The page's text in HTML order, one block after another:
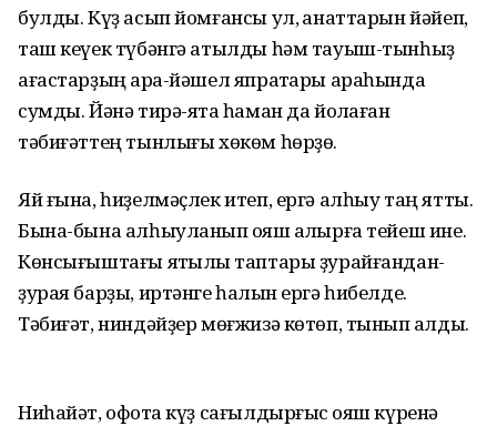
булды. Күҙ асып йомғансы ул, ҡанаттарын йәйеп,
таш кеүек түбәнгә атылды һәм тауыш-тынһыҙ
ағастарҙың ҡара-йәшел япраҡтары араһында
сумды. Йәнә тирә-яҡта һаман да йоҡлаған
тәбиғәттең тынлығы хөкөм һөрҙө.
Яй ғына, һиҙелмәҫлек итеп, ергә алһыу таң ятты.
Бына-бына алһыуланып ҡояш ҡал­ҡырға тейеш ине.
Көнсы­ғыштағы яҡтылыҡ таптары ҙурайғандан-
ҙурая барҙы, иртәнге һалҡын ергә һибелде.
Тәбиғәт, ниндәйҙер мөғжизә көтөп, тынып ҡалды.
Ниһайәт, офоҡта күҙ сағылдырғыс ҡояш күренә